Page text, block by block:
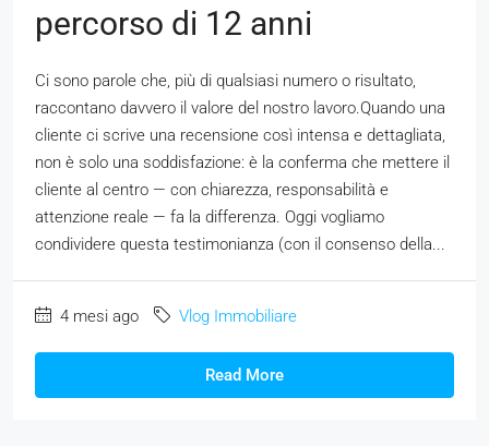
percorso di 12 anni
Ci sono parole che, più di qualsiasi numero o risultato,
raccontano davvero il valore del nostro lavoro.Quando una
cliente ci scrive una recensione così intensa e dettagliata,
non è solo una soddisfazione: è la conferma che mettere il
cliente al centro — con chiarezza, responsabilità e
attenzione reale — fa la differenza. Oggi vogliamo
condividere questa testimonianza (con il consenso della...
4 mesi ago Vlog Immobiliare
Read More